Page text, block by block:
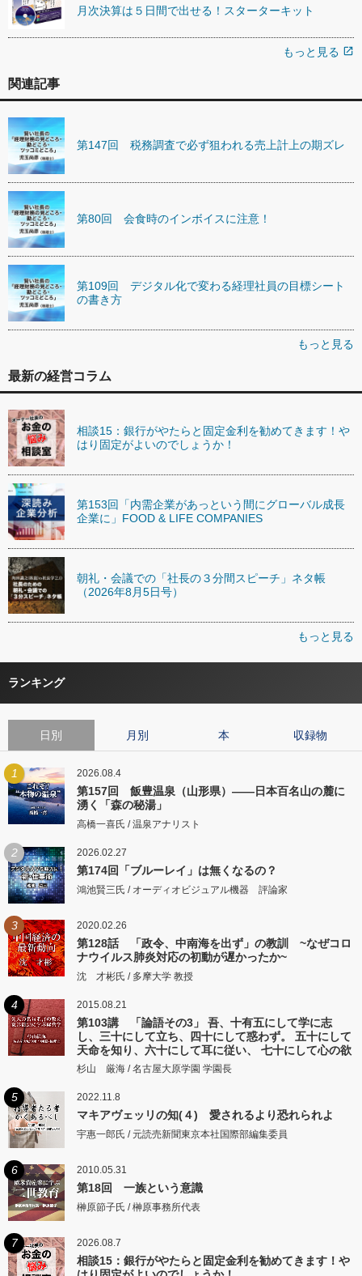
月次決算は５日間で出せる！スターターキット
もっと見る open_in_new
関連記事
第147回 税務調査で必ず狙われる売上計上の期ズレ
第80回 会食時のインボイスに注意！
第109回 デジタル化で変わる経理社員の目標シート
の書き方
もっと見る
最新の経営コラム
相談15：銀行がやたらと固定金利を勧めてきます！や
はり固定がよいのでしょうか！
第153回「内需企業があっという間にグローバル成長
企業に」FOOD & LIFE COMPANIES
朝礼・会議での「社長の３分間スピーチ」ネタ帳
（2026年8月5日号）
もっと見る
ランキング
日別 月別 本 収録物
1 2026.08.4
第157回 飯豊温泉（山形県）――日本百名山の麓に
湧く「森の秘湯」
高橋一喜氏 / 温泉アナリスト
2 2026.02.27
第174回「ブルーレイ」は無くなるの？
鴻池賢三氏 / オーディオビジュアル機器 評論家
3 2020.02.26
第128話 「政令、中南海を出ず」の教訓 ~なぜコロ
ナウイルス肺炎対応の初動が遅かったか~
沈 才彬氏 / 多摩大学 教授
4 2015.08.21
第103講 「論語その3」 吾、十有五にして学に志
し、三十にして立ち、四十にして惑わず。 五十にして
天命を知り、六十にして耳に従い、 七十にして心の欲
するところに従いて矩をこえず。
杉山 厳海 / 名古屋大原学園 学園長
5 2022.11.8
マキアヴェッリの知(４) 愛されるより恐れられよ
宇惠一郎氏 / 元読売新聞東京本社国際部編集委員
6 2010.05.31
第18回 一族という意識
榊原節子氏 / 榊原事務所代表
7 2026.08.7
相談15：銀行がやたらと固定金利を勧めてきます！や